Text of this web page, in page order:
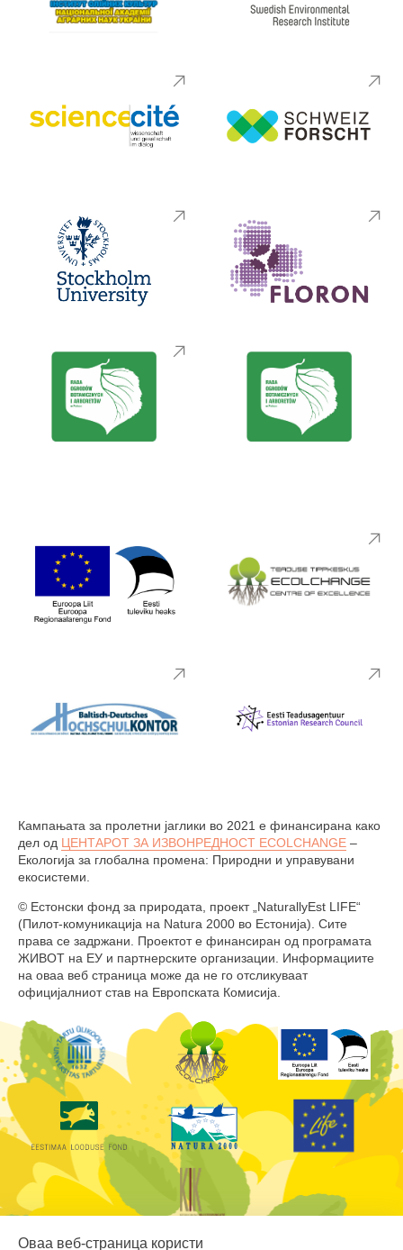
Кампањата за пролетни јаглики во 2021 е финансирана како
дел од ЦЕНТАРОТ ЗА ИЗВОНРЕДНОСТ ECOLCHANGE –
Екологија за глобална промена: Природни и управувани
екосистеми.
© Естонски фонд за природата, проект „NaturallyEst LIFE“
(Пилот-комуникација на Natura 2000 во Естонија). Сите
права се задржани. Проектот е финансиран од програмата
ЖИВОТ на ЕУ и партнерските организации. Информациите
на оваа веб страница може да не го отсликуваат
официјалниот став на Европската Комисија.
Оваа веб-страница користи